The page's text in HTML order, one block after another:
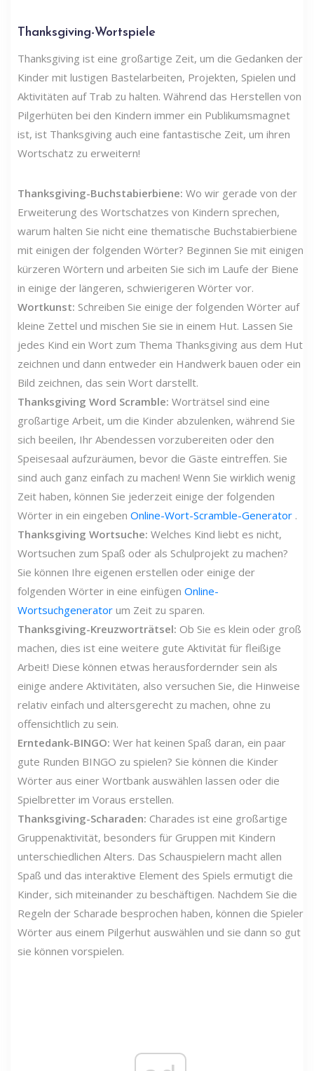
Thanksgiving-Wortspiele
Thanksgiving ist eine großartige Zeit, um die Gedanken der
Kinder mit lustigen Bastelarbeiten, Projekten, Spielen und
Aktivitäten auf Trab zu halten. Während das Herstellen von
Pilgerhüten bei den Kindern immer ein Publikumsmagnet
ist, ist Thanksgiving auch eine fantastische Zeit, um ihren
Wortschatz zu erweitern!
Thanksgiving-Buchstabierbiene: Wo wir gerade von der
Erweiterung des Wortschatzes von Kindern sprechen,
warum halten Sie nicht eine thematische Buchstabierbiene
mit einigen der folgenden Wörter? Beginnen Sie mit einigen
kürzeren Wörtern und arbeiten Sie sich im Laufe der Biene
in einige der längeren, schwierigeren Wörter vor.
Wortkunst: Schreiben Sie einige der folgenden Wörter auf
kleine Zettel und mischen Sie sie in einem Hut. Lassen Sie
jedes Kind ein Wort zum Thema Thanksgiving aus dem Hut
zeichnen und dann entweder ein Handwerk bauen oder ein
Bild zeichnen, das sein Wort darstellt.
Thanksgiving Word Scramble: Worträtsel sind eine
großartige Arbeit, um die Kinder abzulenken, während Sie
sich beeilen, Ihr Abendessen vorzubereiten oder den
Speisesaal aufzuräumen, bevor die Gäste eintreffen. Sie
sind auch ganz einfach zu machen! Wenn Sie wirklich wenig
Zeit haben, können Sie jederzeit einige der folgenden
Wörter in ein eingeben Online-Wort-Scramble-Generator .
Thanksgiving Wortsuche: Welches Kind liebt es nicht,
Wortsuchen zum Spaß oder als Schulprojekt zu machen?
Sie können Ihre eigenen erstellen oder einige der
folgenden Wörter in eine einfügen Online-
Wortsuchgenerator um Zeit zu sparen.
Thanksgiving-Kreuzworträtsel: Ob Sie es klein oder groß
machen, dies ist eine weitere gute Aktivität für fleißige
Arbeit! Diese können etwas herausfordernder sein als
einige andere Aktivitäten, also versuchen Sie, die Hinweise
relativ einfach und altersgerecht zu machen, ohne zu
offensichtlich zu sein.
Erntedank-BINGO: Wer hat keinen Spaß daran, ein paar
gute Runden BINGO zu spielen? Sie können die Kinder
Wörter aus einer Wortbank auswählen lassen oder die
Spielbretter im Voraus erstellen.
Thanksgiving-Scharaden: Charades ist eine großartige
Gruppenaktivität, besonders für Gruppen mit Kindern
unterschiedlichen Alters. Das Schauspielern macht allen
Spaß und das interaktive Element des Spiels ermutigt die
Kinder, sich miteinander zu beschäftigen. Nachdem Sie die
Regeln der Scharade besprochen haben, können die Spieler
Wörter aus einem Pilgerhut auswählen und sie dann so gut
sie können vorspielen.